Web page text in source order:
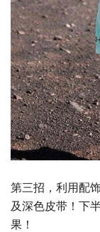
第三招，利用配
及深色皮带！下
果！